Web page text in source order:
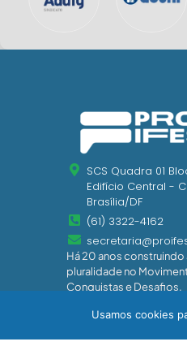
SCS Quadra 01
Edifício Central -
Brasília/DF
(61) 3322-4162
Há 20 anos construindo
pluralidade no
Conquistas e Desafios.
Usamos cookies